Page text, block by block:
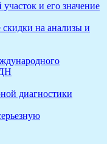
и его значение
на анализы и
диагностики